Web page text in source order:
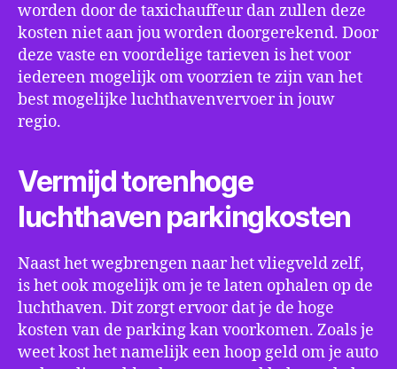
worden door de taxichauffeur dan zullen deze
kosten niet aan jou worden doorgerekend. Door
deze vaste en voordelige tarieven is het voor
iedereen mogelijk om voorzien te zijn van het
best mogelijke luchthavenvervoer in jouw
regio.
Vermijd torenhoge
luchthaven parkingkosten
Naast het wegbrengen naar het vliegveld zelf,
is het ook mogelijk om je te laten ophalen op de
luchthaven. Dit zorgt ervoor dat je de hoge
kosten van de parking kan voorkomen. Zoals je
weet kost het namelijk een hoop geld om je auto